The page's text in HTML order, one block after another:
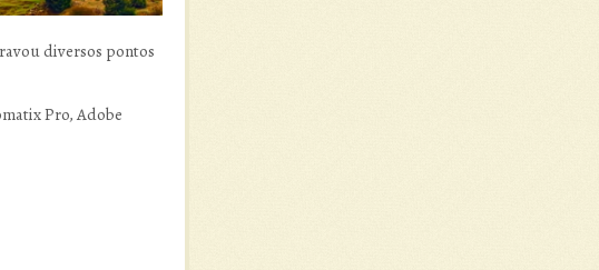
diversos pontos
Pro, Adobe